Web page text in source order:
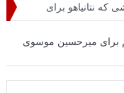
نتانیاهو برای
سفید: حملات هوایی
برای میرحسین موسوی